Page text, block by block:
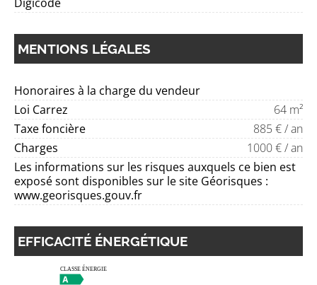
MENTIONS LÉGALES
Honoraires à la charge du vendeur
Loi Carrez
64 m²
Taxe foncière
885 € / an
Charges
1000 € / an
Les informations sur les risques auxquels ce bien est
exposé sont disponibles sur le site Géorisques :
www.georisques.gouv.fr
EFFICACITÉ ÉNERGÉTIQUE